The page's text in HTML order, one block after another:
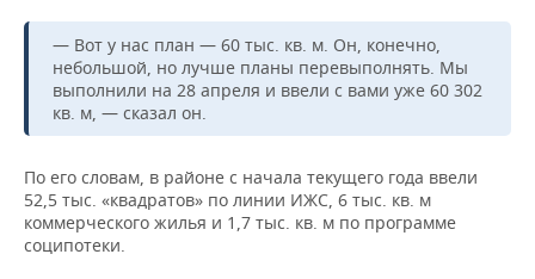
КИБЕРСПОРТ
ФИГУРНОЕ КАТАНИЕ
ВОДНЫЕ ВИДЫ СПОРТА
ХОККЕЙ С МЯЧОМ
КУЛЬТУРА
МЕДИЦИНА
ОБРАЗОВАНИЕ
ПРОИСШЕСТВИЯ
СПИСОК КОМПАНИЙ
— Вот у нас план — 60 тыс. кв. м. Он, конечно,
небольшой, но лучше планы перевыполнять. Мы
выполнили на 28 апреля и ввели с вами уже 60 302
кв. м, — сказал он.
По его словам, в районе с начала текущего года ввели
52,5 тыс. «квадратов» по линии ИЖС, 6 тыс. кв. м
коммерческого жилья и 1,7 тыс. кв. м по программе
соципотеки.